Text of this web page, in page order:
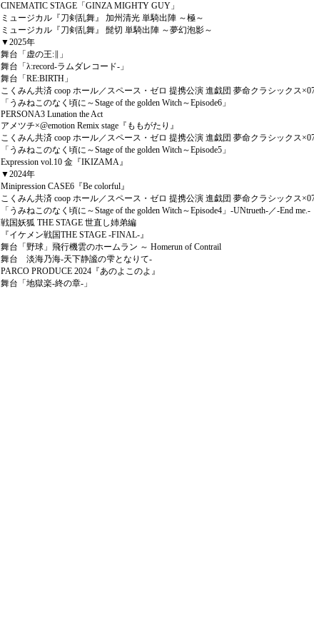
CINEMATIC STAGE「GINZA MIGHTY GUY」
ミュージカル『刀剣乱舞』 加州清光 単騎出陣 ～極～
ミュージカル『刀剣乱舞』 髭切 単騎出陣 ～夢幻泡影～
▼2025年
舞台「虚の王:∥」
舞台「λ:record-ラムダレコード-」
舞台「RE:BIRTH」
こくみん共済 coop ホール／スペース・ゼロ 提携公演 進戯団 夢命クラシックス
「うみねこのなく頃に～Stage of the golden Witch～Episode6」
PERSONA3 Lunation the Act
アメツチ×@emotion Remix stage『ももがたり』
こくみん共済 coop ホール／スペース・ゼロ 提携公演 進戯団 夢命クラシックス
「うみねこのなく頃に～Stage of the golden Witch～Episode5」
Expression vol.10 金『IKIZAMA』
▼2024年
Minipression CASE6『Be colorful』
こくみん共済 coop ホール／スペース・ゼロ 提携公演 進戯団 夢命クラシックス
「うみねこのなく頃に～Stage of the golden Witch～Episode4」-UNtrueth-／-End me.-
戦国妖狐 THE STAGE 世直し姉弟編
『イケメン戦国THE STAGE -FINAL-』
舞台「野球」飛行機雲のホームラン ～ Homerun of Contrail
舞台 淡海乃海-天下静謐の雫となりて-
PARCO PRODUCE 2024『あのよこのよ』
舞台「地獄楽-終の章-」